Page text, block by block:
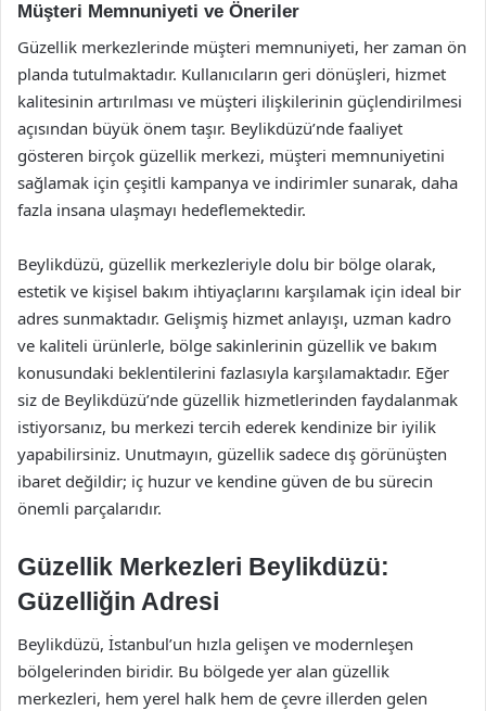
Müşteri Memnuniyeti ve Öneriler
Güzellik merkezlerinde müşteri memnuniyeti, her zaman ön
planda tutulmaktadır. Kullanıcıların geri dönüşleri, hizmet
kalitesinin artırılması ve müşteri ilişkilerinin güçlendirilmesi
açısından büyük önem taşır. Beylikdüzü’nde faaliyet
gösteren birçok güzellik merkezi, müşteri memnuniyetini
sağlamak için çeşitli kampanya ve indirimler sunarak, daha
fazla insana ulaşmayı hedeflemektedir.
Beylikdüzü, güzellik merkezleriyle dolu bir bölge olarak,
estetik ve kişisel bakım ihtiyaçlarını karşılamak için ideal bir
adres sunmaktadır. Gelişmiş hizmet anlayışı, uzman kadro
ve kaliteli ürünlerle, bölge sakinlerinin güzellik ve bakım
konusundaki beklentilerini fazlasıyla karşılamaktadır. Eğer
siz de Beylikdüzü’nde güzellik hizmetlerinden faydalanmak
istiyorsanız, bu merkezi tercih ederek kendinize bir iyilik
yapabilirsiniz. Unutmayın, güzellik sadece dış görünüşten
ibaret değildir; iç huzur ve kendine güven de bu sürecin
önemli parçalarıdır.
Güzellik Merkezleri Beylikdüzü:
Güzelliğin Adresi
Beylikdüzü, İstanbul’un hızla gelişen ve modernleşen
bölgelerinden biridir. Bu bölgede yer alan güzellik
merkezleri, hem yerel halk hem de çevre illerden gelen